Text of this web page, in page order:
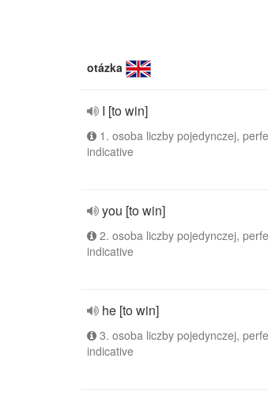
otázka
I [to win]
1. osoba liczby pojedynczej,
indicative
you [to win]
2. osoba liczby pojedynczej,
indicative
he [to win]
3. osoba liczby pojedynczej,
indicative